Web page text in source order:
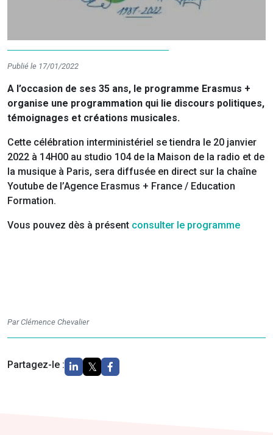
Publié le 17/01/2022
A l’occasion de ses 35 ans, le programme Erasmus +
organise une programmation qui lie discours politiques,
témoignages et créations musicales.
Cette célébration interministériel se tiendra le 20 janvier
2022 à 14H00 au studio 104 de la Maison de la radio et de
la musique à Paris, sera diffusée en direct sur la chaîne
Youtube de l’Agence Erasmus + France / Education
Formation.
Vous pouvez dès à présent consulter le programme
Par Clémence Chevalier
Partagez-le :